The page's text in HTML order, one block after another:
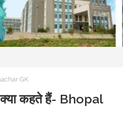
GK
कहते हैं- Bhopal